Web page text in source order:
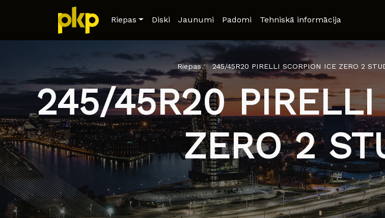
Riepas Diski Jaunumi Padomi Tehniskā informācija
Riepas 245/45R20 PIRELLI SCORPION ICE ZERO 2
245/45R20 PIRELLI
ZERO 2